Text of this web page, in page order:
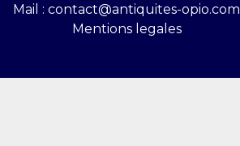
Mail : contact@antiquites-opio.com
Mentions legales